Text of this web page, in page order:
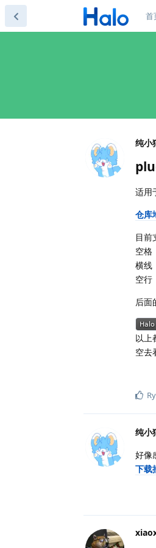
首
纯小
适用
仓库
目前
空格
横线
空行
后面
以上
空去
纯小
好像
下载